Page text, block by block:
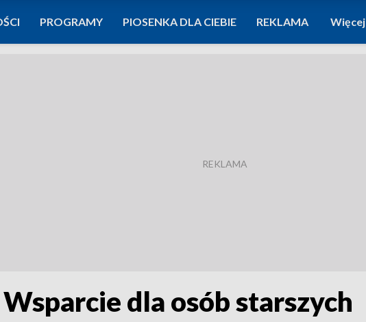
PROGRAMY PIOSENKA DLA CIEBIE REKLAMA Więcej
dla osób starszych